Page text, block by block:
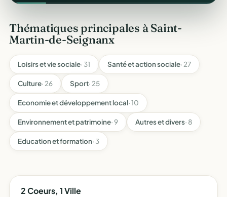
Thématiques principales à Saint-
Martin-de-Seignanx
Loisirs et vie sociale· 31 Santé et action sociale· 27
Culture· 26 Sport· 25
Economie et développement local· 10
Environnement et patrimoine· 9 Autres et divers· 8
Education et formation· 3
2 Coeurs, 1 Ville